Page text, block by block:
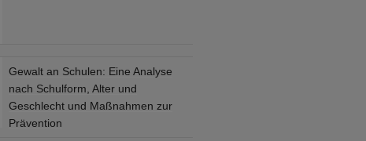
Gewalt an Schulen: Eine Analyse
nach Schulform, Alter und
Geschlecht und Maßnahmen zur
Prävention